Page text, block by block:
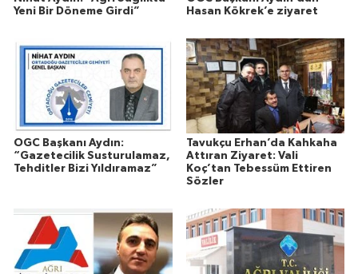
Yeni Bir Döneme Girdi”
Hasan Kökrek’e ziyaret
OGC Başkanı Aydın:
“Gazetecilik Susturulamaz,
Tehditler Bizi Yıldıramaz”
Tavukçu Erhan’da Kahkaha
Attıran Ziyaret: Vali
Koç’tan Tebessüm Ettiren
Sözler